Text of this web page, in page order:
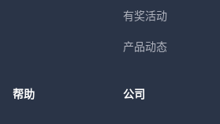
有奖活动
产品动态
帮助 公司